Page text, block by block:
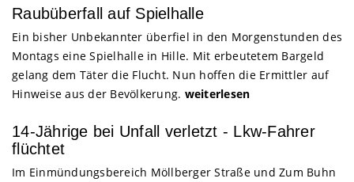
Raubüberfall auf Spielhalle
Ein bisher Unbekannter überfiel in den Morgenstunden des
Montags eine Spielhalle in Hille. Mit erbeutetem Bargeld
gelang dem Täter die Flucht. Nun hoffen die Ermittler auf
Hinweise aus der Bevölkerung. weiterlesen
14-Jährige bei Unfall verletzt - Lkw-Fahrer
flüchtet
Im Einmündungsbereich Möllberger Straße und Zum Buhn